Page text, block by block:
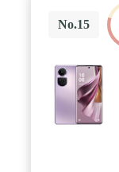
/ 【
化した、ブ
いに登場！
のテクノロ
目指しつつ
C型ブリッ
記憶合金ワ
性を備える
トします。
われている
ありません
No.15